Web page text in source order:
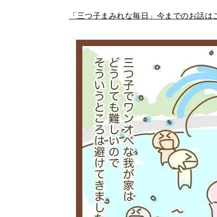
「三つ子まみれな毎日」今までのお話は